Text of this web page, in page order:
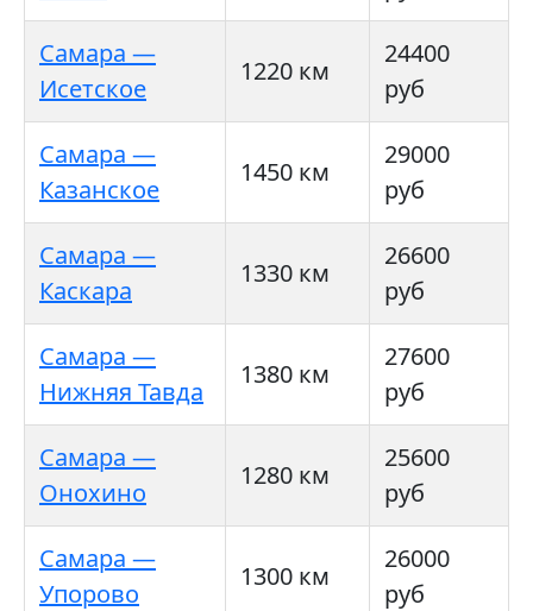
Самара —
Исетское
1220 км
24400
руб
Самара —
Казанское
1450 км
29000
руб
Самара —
Каскара
1330 км
26600
руб
Самара —
Нижняя Тавда
1380 км
27600
руб
Самара —
Онохино
1280 км
25600
руб
Самара —
Упорово
1300 км
26000
руб